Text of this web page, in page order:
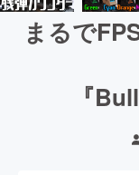
まるで
『